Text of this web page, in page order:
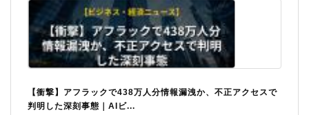
【衝撃】アフラックで438万人分情報漏洩か、不正アクセスで
判明した深刻事態｜AIビ...